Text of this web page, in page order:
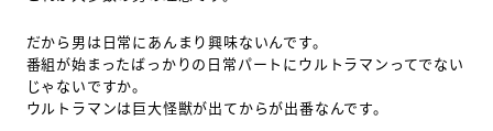
だから男は日常にあんまり興味ないんです。
番組が始まったばっかりの日常パートにウルトラマンってでない
じゃないですか。
ウルトラマンは巨大怪獣が出てからが出番なんです。